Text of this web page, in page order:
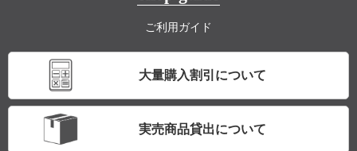
ご利用ガイド
大量購入割引について
実売商品貸出について